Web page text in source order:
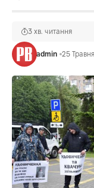
admin 25
3 хв. читання